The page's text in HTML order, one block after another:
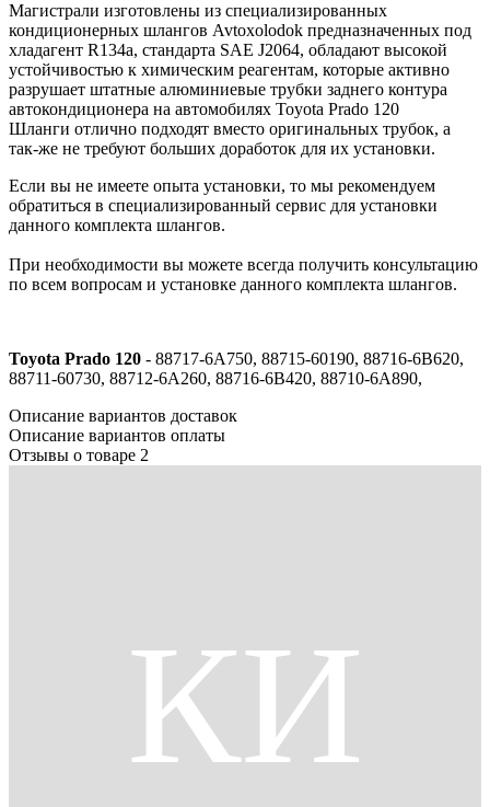
Магистрали изготовлены из специализированных
кондиционерных шлангов Avtoxolodok предназначенных под
хладагент R134a, стандарта SAE J2064, обладают высокой
устойчивостью к химическим реагентам, которые активно
разрушает штатные алюминиевые трубки заднего контура
автокондиционера на автомобилях Toyota Prado 120
Шланги отлично подходят вместо оригинальных трубок, а
так-же не требуют больших доработок для их установки.
Если вы не имеете опыта установки, то мы рекомендуем
обратиться в специализированный сервис для установки
данного комплекта шлангов.
При необходимости вы можете всегда получить консультацию
по всем вопросам и установке данного комплекта шлангов.
Toyota Prado 120 - 88717-6А750, 88715-60190, 88716-6В620,
88711-60730, 88712-6А260, 88716-6В420, 88710-6А890,
Описание вариантов доставок
Описание вариантов оплаты
Отзывы о товаре 2
КИ